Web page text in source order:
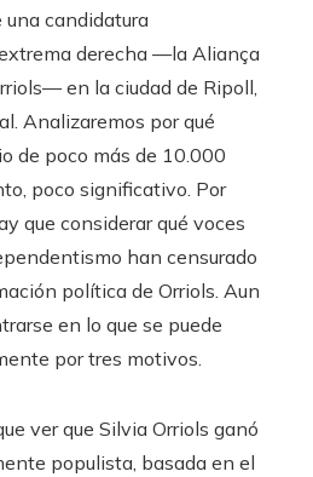
candidatura
derecha —la Aliança
en la ciudad de Ripoll,
Analizaremos por qué
de poco más de 10.000
poco significativo. Por
que considerar qué voces
han censurado
política de Orriols. Aun
en lo que se puede
por tres motivos.
ver que Silvia Orriols ganó
populista, basada en el